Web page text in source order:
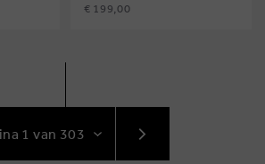
€ 199,00
VOLGENDE